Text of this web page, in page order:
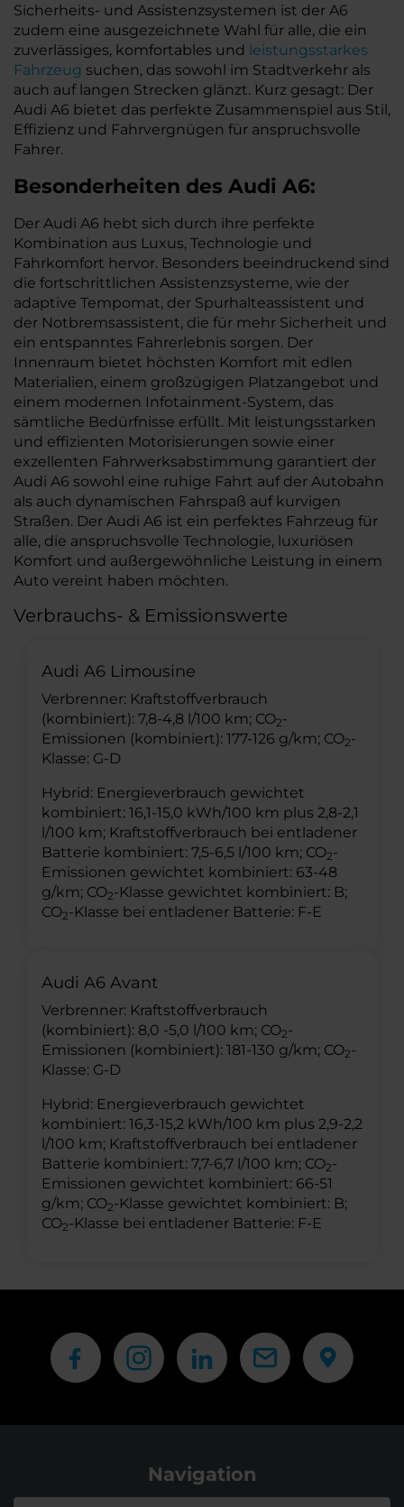
Sicherheits- und Assistenzsystemen ist der A6
zudem eine ausgezeichnete Wahl für alle, die ein
zuverlässiges, komfortables und leistungsstarkes
Fahrzeug suchen, das sowohl im Stadtverkehr als
auch auf langen Strecken glänzt. Kurz gesagt: Der
Audi A6 bietet das perfekte Zusammenspiel aus Stil,
Effizienz und Fahrvergnügen für anspruchsvolle
Fahrer.
Besonderheiten des Audi A6:
Der Audi A6 hebt sich durch ihre perfekte
Kombination aus Luxus, Technologie und
Fahrkomfort hervor. Besonders beeindruckend sind
die fortschrittlichen Assistenzsysteme, wie der
adaptive Tempomat, der Spurhalteassistent und
der Notbremsassistent, die für mehr Sicherheit und
ein entspanntes Fahrerlebnis sorgen. Der
Innenraum bietet höchsten Komfort mit edlen
Materialien, einem großzügigen Platzangebot und
einem modernen Infotainment-System, das
sämtliche Bedürfnisse erfüllt. Mit leistungsstarken
und effizienten Motorisierungen sowie einer
exzellenten Fahrwerksabstimmung garantiert der
Audi A6 sowohl eine ruhige Fahrt auf der Autobahn
als auch dynamischen Fahrspaß auf kurvigen
Straßen. Der Audi A6 ist ein perfektes Fahrzeug für
alle, die anspruchsvolle Technologie, luxuriösen
Komfort und außergewöhnliche Leistung in einem
Auto vereint haben möchten.
Verbrauchs- & Emissionswerte
Audi A6 Limousine
Verbrenner: Kraftstoffverbrauch
(kombiniert): 7,8-4,8 l/100 km; CO2-
Emissionen (kombiniert): 177-126 g/km; CO2-
Klasse: G-D
Hybrid: Energieverbrauch gewichtet
kombiniert: 16,1-15,0 kWh/100 km plus 2,8-2,1
l/100 km; Kraftstoffverbrauch bei entladener
Batterie kombiniert: 7,5-6,5 l/100 km; CO2-
Emissionen gewichtet kombiniert: 63-48
g/km; CO2-Klasse gewichtet kombiniert: B;
CO2-Klasse bei entladener Batterie: F-E
Audi A6 Avant
Verbrenner: Kraftstoffverbrauch
(kombiniert): 8,0 -5,0 l/100 km; CO2-
Emissionen (kombiniert): 181-130 g/km; CO2-
Klasse: G-D
Hybrid: Energieverbrauch gewichtet
kombiniert: 16,3-15,2 kWh/100 km plus 2,9-2,2
l/100 km; Kraftstoffverbrauch bei entladener
Batterie kombiniert: 7,7-6,7 l/100 km; CO2-
Emissionen gewichtet kombiniert: 66-51
g/km; CO2-Klasse gewichtet kombiniert: B;
CO2-Klasse bei entladener Batterie: F-E
Navigation